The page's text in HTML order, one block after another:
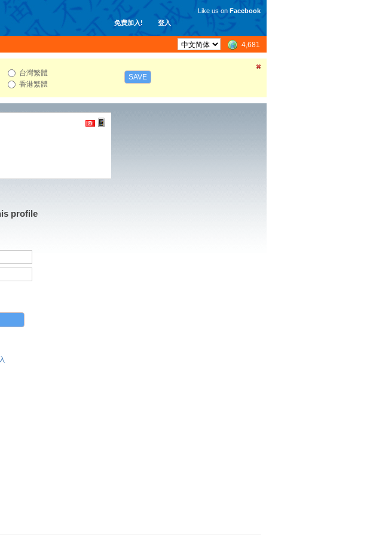
免费加入! 登入
Like us on Facebook
4,681
台灣繁體
香港繁體
SAVE
profile